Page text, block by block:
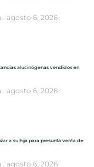
agosto 6, 2026
alucinógenas vendidos en
agosto 6, 2026
a su hija para presunta venta de
agosto 6, 2026